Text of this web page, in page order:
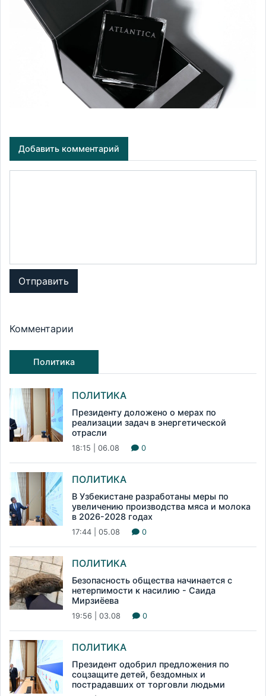
Добавить комментарий
Отправить
Комментарии
Политика
ПОЛИТИКА
Президенту доложено о мерах по
реализации задач в энергетической
отрасли
18:15 | 06.08 0
ПОЛИТИКА
В Узбекистане разработаны меры по
увеличению производства мяса и молока
в 2026-2028 годах
17:44 | 05.08 0
ПОЛИТИКА
Безопасность общества начинается с
нетерпимости к насилию - Саида
Мирзиёева
19:56 | 03.08 0
ПОЛИТИКА
Президент одобрил предложения по
соцзащите детей, бездомных и
пострадавших от торговли людьми